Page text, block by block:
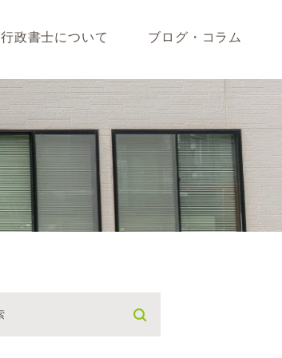
行政書士について ブログ・コラム
藤垣会計ブログ
行政書士川島ブログ
365BLOG
コラム